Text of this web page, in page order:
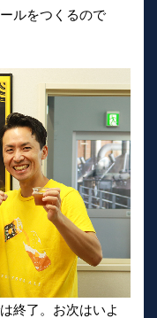
ルをつくるので
終了。お次はいよ